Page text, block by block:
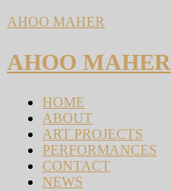
AHOO MAHER
AHOO MAHER
HOME
ABOUT
ART PROJECTS
PERFORMANCES
CONTACT
NEWS